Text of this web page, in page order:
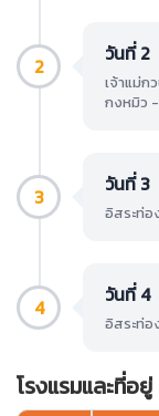
2 วันที่ 2
เจ้าแม่
กงหมิว -
3 วันที่ 3
อิสระท่อ
4 วันที่ 4
อิสระท่อ
โรงแรมและที่อยู่